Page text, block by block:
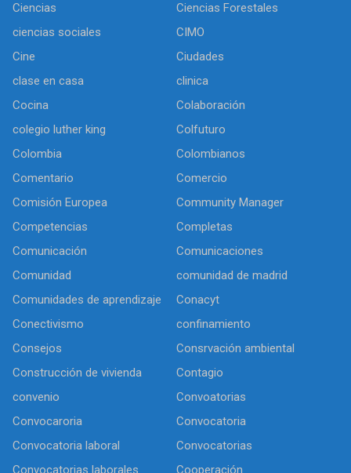
Ciencias
Ciencias Forestales
ciencias sociales
CIMO
Cine
Ciudades
clase en casa
clinica
Cocina
Colaboración
colegio luther king
Colfuturo
Colombia
Colombianos
Comentario
Comercio
Comisión Europea
Community Manager
Competencias
Completas
Comunicación
Comunicaciones
Comunidad
comunidad de madrid
Comunidades de aprendizaje
Conacyt
Conectivismo
confinamiento
Consejos
Consrvación ambiental
Construcción de vivienda
Contagio
convenio
Convoatorias
Convocaroria
Convocatoria
Convocatoria laboral
Convocatorias
Convocatorias laborales
Cooperación